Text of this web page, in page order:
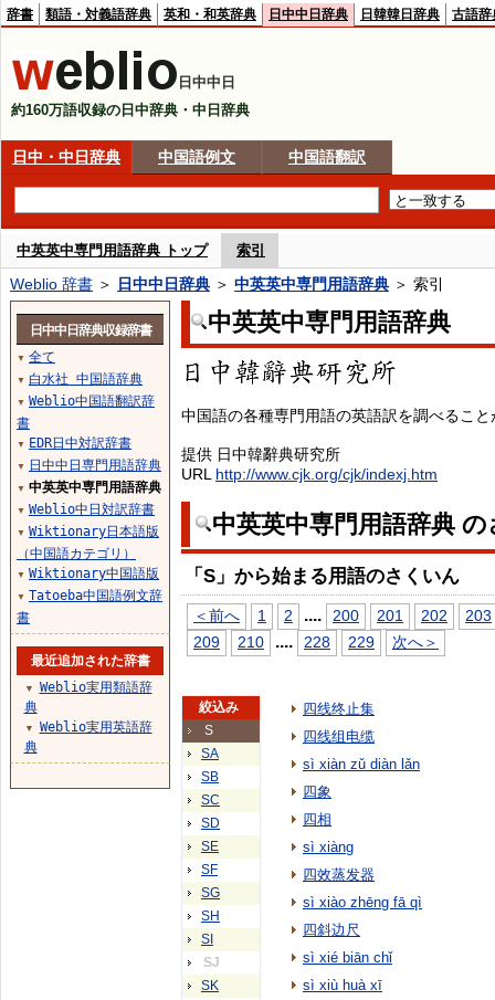
辞書 類語・対義語辞典 英和・和英辞典 日中中日辞典 日韓韓日辞典 古語辞
日中中日
約160万語収録の日中辞典・中日辞典
日中・中日辞典 中国語例文 中国語翻訳
中英英中専門用語辞典 トップ 索引
Weblio 辞書 ＞ 日中中日辞典 ＞ 中英英中専門用語辞典 ＞ 索引
中英英中専門用語辞典
中国語の各種専門用語の英語訳を調べるこ
提供 日中韓辭典研究所
URL http://www.cjk.org/cjk/indexj.htm
中英英中専門用語辞典
「S」から始まる用語のさくいん
＜前へ 1 2 .... 200 201 202
203
209
210 .... 228 229 次へ＞
絞込み
S
SA
SB
SC
SD
SE
SF
SG
SH
SI
SJ
SK
四线终止集
四线组电缆
sì xiàn zǔ diàn lǎn
四象
四相
sì xiàng
四效蒸发器
sì xiào zhēng fā qì
四斜边尺
sì xié biān chǐ
sì xiù huà xī
日中中日辞典収録辞書
▼ 全て
▼ 白水社 中国語辞典
▼ Weblio中国語翻訳辞
書
▼ EDR日中対訳辞書
▼ 日中中日専門用語辞典
▼ 中英英中専門用語辞典
▼ Weblio中日対訳辞書
▼ Wiktionary日本語版
（中国語カテゴリ）
▼ Wiktionary中国語版
▼ Tatoeba中国語例文辞
書
最近追加された辞書
▼
Weblio実用類語辞
典
▼
Weblio実用英語辞
典